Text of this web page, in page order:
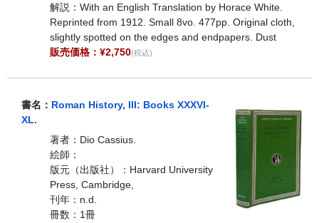
解説：With an English Translation by Horace White.
Reprinted from 1912. Small 8vo. 477pp. Original cloth,
slightly spotted on the edges and endpapers. Dust
販売価格：¥2,750(税込)
書名： Roman History, III: Books XXXVI-
XL.
著者：Dio Cassius.
絵師：
版元（出版社）：Harvard University
Press, Cambridge,
刊年：n.d.
冊数：1冊